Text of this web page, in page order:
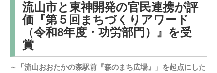
流山市と東神開発の官民連携が評
価『第５回まちづくりアワード
（令和8年度・功労部門）』を受
賞
～「流山おおたかの森駅前『森のまち広場』」を起点にした